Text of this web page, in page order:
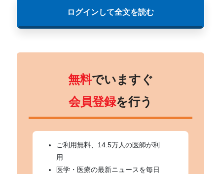
ログインして全文を読む
無料でいますぐ
会員登録を行う
ご利用無料、14.5万人の医師が利
用
医学・医療の最新ニュースを毎日